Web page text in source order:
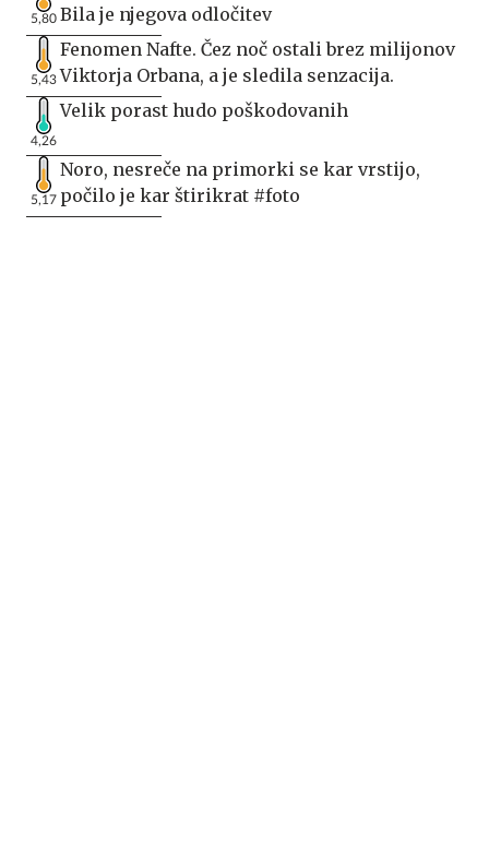
5,80 Bila je njegova odločitev
5,43
Fenomen Nafte. Čez noč ostali brez milijonov
Viktorja Orbana, a je sledila senzacija.
4,26
Velik porast hudo poškodovanih
5,17
Noro, nesreče na primorki se kar vrstijo,
počilo je kar štirikrat #foto